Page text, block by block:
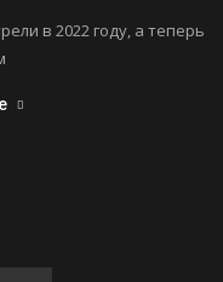
в 2022 году, а теперь